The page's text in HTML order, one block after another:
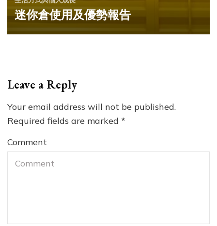
迷你倉使用及優勢報告
Leave a Reply
Your email address will not be published.
Required fields are marked *
Comment